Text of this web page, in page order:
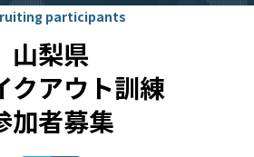
participants
山梨県
クアウト訓練
加者募集